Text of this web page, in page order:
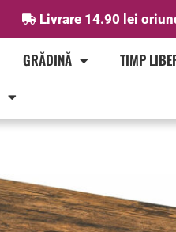
Livrare 14.90 lei
GRĂDINĂ TIMP